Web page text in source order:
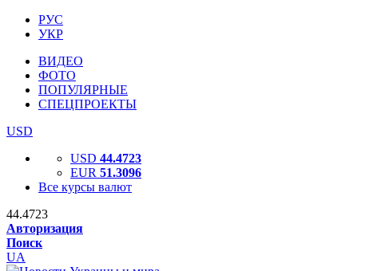
РУС
УКР
ВИДЕО
ФОТО
ПОПУЛЯРНЫЕ
СПЕЦПРОЕКТЫ
USD
USD 44.4723
EUR 51.3096
Все курсы валют
44.4723
Авторизация
Поиск
UA